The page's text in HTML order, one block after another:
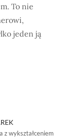
To nie
jeden ją
z wykształceniem